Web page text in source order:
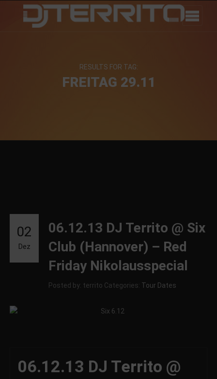
RESULTS FOR TAG:
FREITAG 29.11
06.12.13 DJ Territo @ Six
Club (Hannover) – Red
Friday Nikolausspecial
Posted by: territo Categories: Tour Dates
02
Dez
06.12.13 DJ Territo @